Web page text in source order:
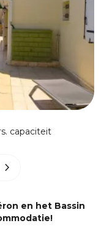
capaciteit
en het Bassin